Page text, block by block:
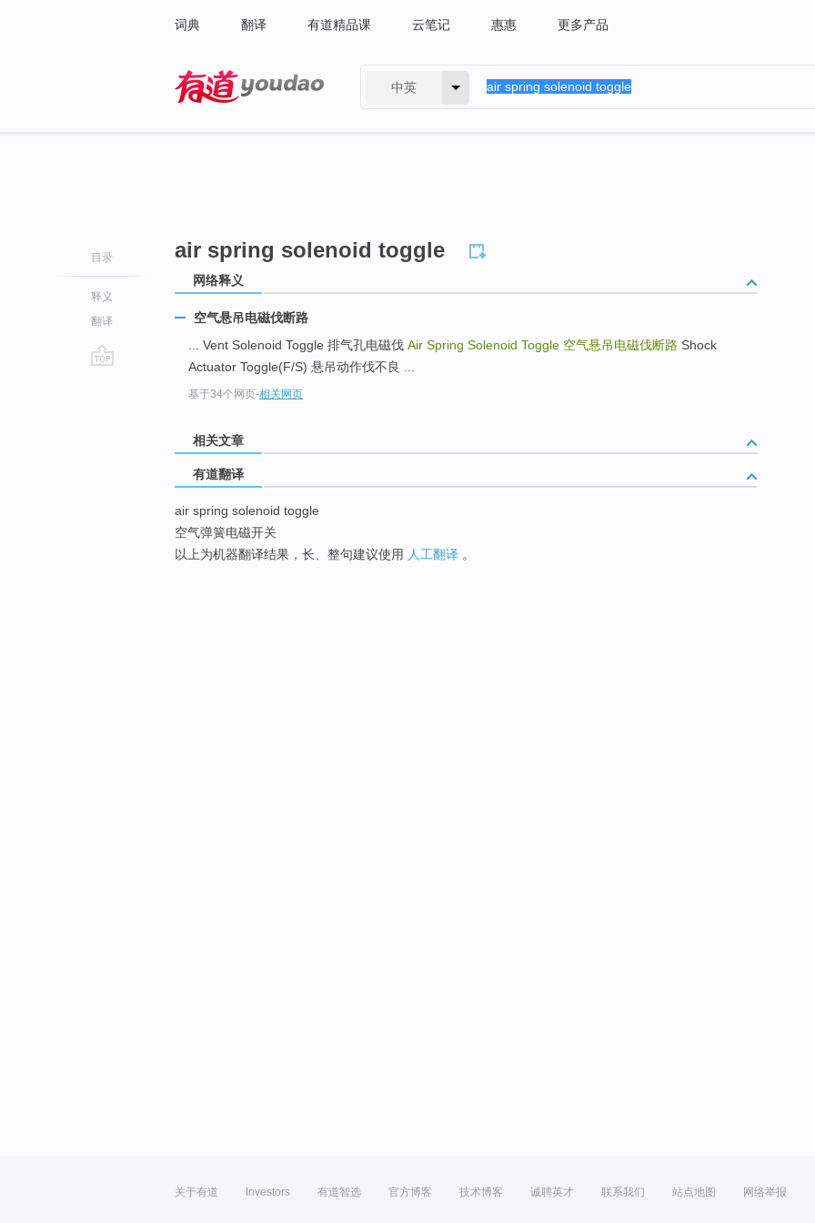
词典 翻译 有道精品课 云笔记 惠惠 更多产品
中英
目录
释义
翻译
air spring solenoid toggle
网络释义
空气悬吊电磁伐断路
... Vent Solenoid Toggle 排气孔电磁伐 Air Spring Solenoid Toggle 空气悬吊电磁伐断路 Shock
Actuator Toggle(F/S) 悬吊动作伐不良 ...
基于34个网页-相关网页
相关文章
有道翻译
air spring solenoid toggle
空气弹簧电磁开关
以上为机器翻译结果，长、整句建议使用 人工翻译 。
关于有道 Investors 有道智选 官方博客 技术博客 诚聘英才 联系我们 站点地图 网络举报